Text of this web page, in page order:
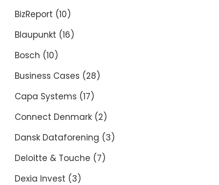
BizReport (10)
Blaupunkt (16)
Bosch (10)
Business Cases (28)
Capa Systems (17)
Connect Denmark (2)
Dansk Dataforening (3)
Deloitte & Touche (7)
Dexia Invest (3)